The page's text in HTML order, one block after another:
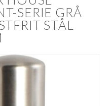
SERIE GRÅ
STÅL